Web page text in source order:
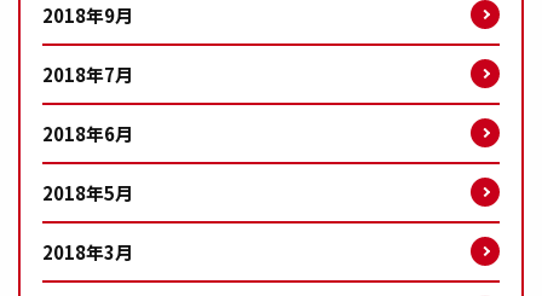
2018年9月
2018年7月
2018年6月
2018年5月
2018年3月